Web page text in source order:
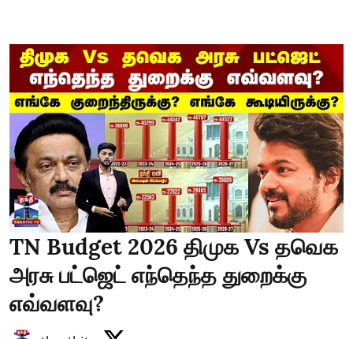
TN Budget 2026 திமுக Vs தவெக
அரசு பட்ஜெட் எந்தெந்த துறைக்கு
எவ்வளவு?